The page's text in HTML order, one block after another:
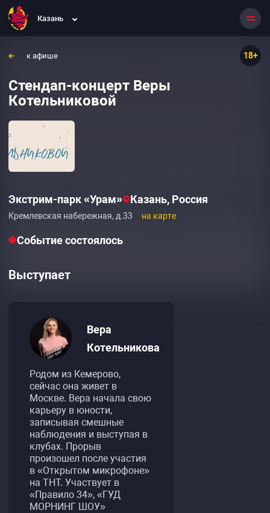
Казань
к афише 18+
Стендап-концерт Веры
Котельниковой
Экстрим-парк «Урам» Казань, Россия
Кремлевская набережная, д.33 на карте
Событие состоялось
Выступает
Вера
Котельникова
Родом из Кемерово,
сейчас она живет в
Москве. Вера начала свою
карьеру в юности,
записывая смешные
наблюдения и выступая в
клубах. Прорыв
произошел после участия
в «Открытом микрофоне»
на ТНТ. Участвует в
«Правило 34», «ГУД
МОРНИНГ ШОУ»